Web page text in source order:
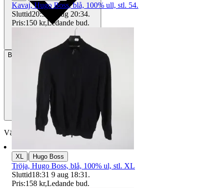
Betalning Via Tradera
Välj till köparskydd
Kavaj, Hugo Boss, blå, 100% ull, stl. 54.
Sluttid20:34 9 aug 20:34.
Pris:150 kr,Ledande bud.
XL | Hugo Boss
Tröja, Hugo Boss, blå, 100% ul, stl. XL
Sluttid18:31 9 aug 18:31 .
Pris:158 kr,Ledande bud.